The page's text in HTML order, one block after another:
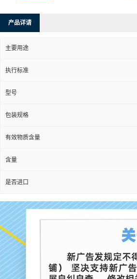
产品详请
主要用途
执行标准
型号
包装规格
有效物质含量
含量
是否进口